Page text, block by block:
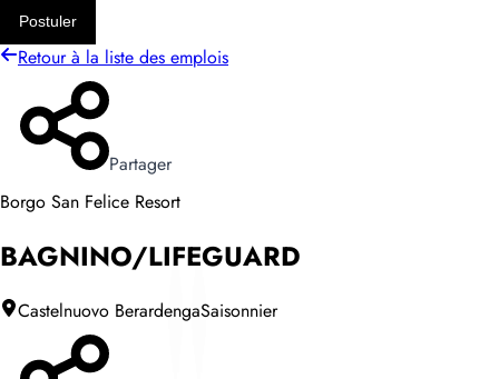
Postuler
Retour à la liste des emplois
Partager
Borgo San Felice Resort
BAGNINO/LIFEGUARD
Castelnuovo BerardengaSaisonnier